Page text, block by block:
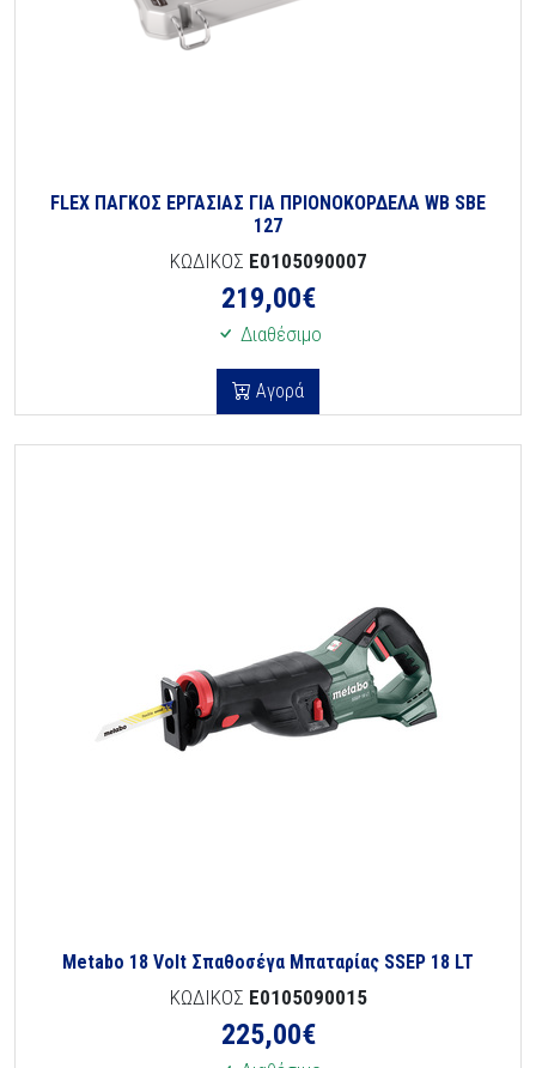
FLEX ΠΑΓΚΟΣ ΕΡΓΑΣΙΑΣ ΓΙΑ ΠΡΙΟΝΟΚΟΡΔΕΛΑ WB SBE
127
ΚΩΔΙΚΟΣ E0105090007
219,00€
Διαθέσιμο
Αγορά
Metabo 18 Volt Σπαθοσέγα Μπαταρίας SSEP 18 LT
ΚΩΔΙΚΟΣ E0105090015
225,00€